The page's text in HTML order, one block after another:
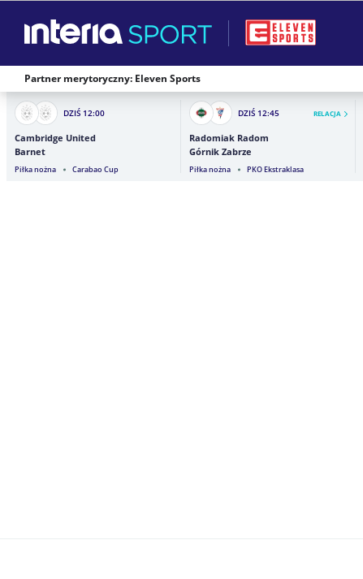
Partner merytoryczny: Eleven Sports
DZIŚ 12:00
Cambridge United
Barnet
Piłka nożna Carabao Cup
DZIŚ 12:45 RELACJA
Radomiak Radom
Górnik Zabrze
Piłka nożna PKO Ekstraklasa